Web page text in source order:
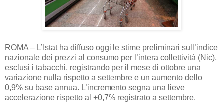
ROMA – L’Istat ha diffuso oggi le stime preliminari sull’indice
nazionale dei prezzi al consumo per l’intera collettività (Nic),
esclusi i tabacchi, registrando per il mese di ottobre una
variazione nulla rispetto a settembre e un aumento dello
0,9% su base annua. L’incremento segna una lieve
accelerazione rispetto al +0,7% registrato a settembre.